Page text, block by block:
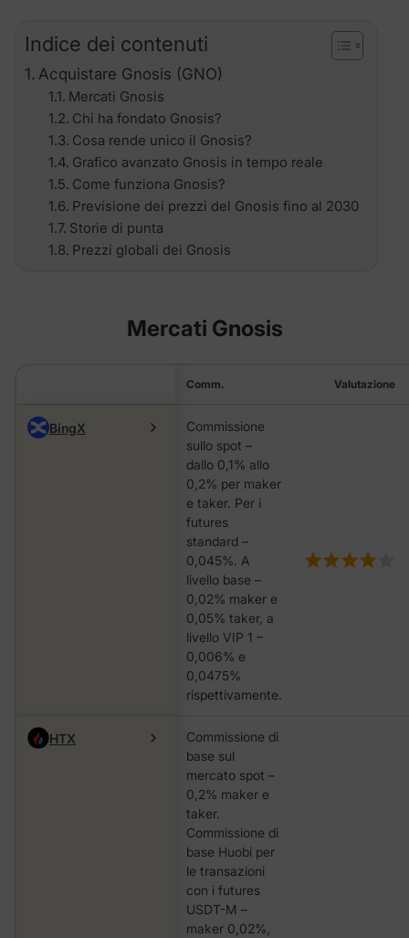
Indice dei contenuti
Acquistare Gnosis (GNO)
Mercati Gnosis
Chi ha fondato Gnosis?
Cosa rende unico il Gnosis?
Grafico avanzato Gnosis in tempo reale
Come funziona Gnosis?
Previsione dei prezzi del Gnosis fino al 2030
Storie di punta
Prezzi globali dei Gnosis
Mercati Gnosis
Comm. Valutazione
BingX
Commissione
sullo spot –
dallo 0,1% allo
0,2% per maker
e taker. Per i
futures
standard –
0,045%. A
livello base –
0,02% maker e
0,05% taker, a
livello VIP 1 –
0,006% e
0,0475%
rispettivamente.
HTX
Commissione di
base sul
mercato spot –
0,2% maker e
taker.
Commissione di
base Huobi per
le transazioni
con i futures
USDT-M –
maker 0,02%,